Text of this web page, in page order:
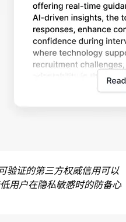
验证的第三方权威信用可以
用户在隐私敏感时的防备心